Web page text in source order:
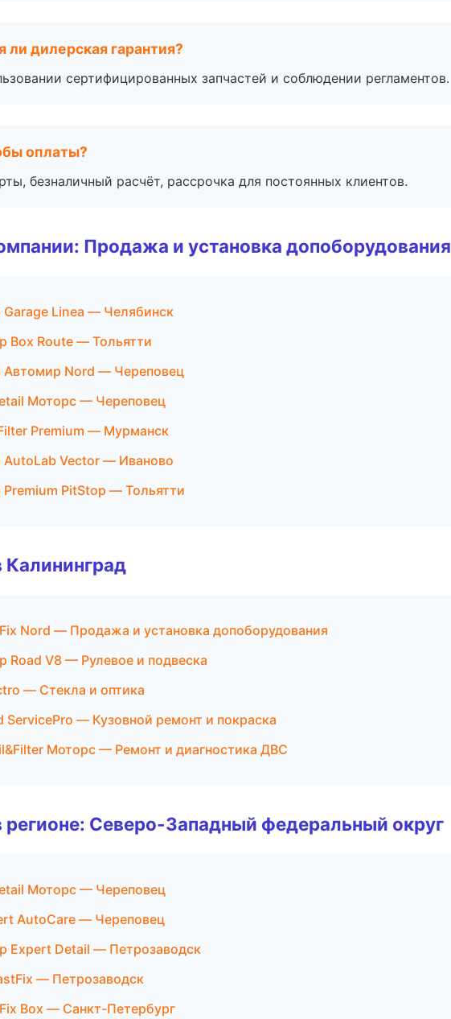
ли дилерская гарантия?
сертифицированных запчастей и соблюдении регламентов.
оплаты?
безналичный расчёт, рассрочка для постоянных клиентов.
Продажа и установка допоборудования
Linea — Челябинск
Box Route — Тольятти
Автомир Nord — Череповец
Моторс — Череповец
Premium — Мурманск
Vector — Иваново
PitStop — Тольятти
Калининград
Nord — Продажа и установка допоборудования
Road V8 — Рулевое и подвеска
— Стекла и оптика
ServicePro — Кузовной ремонт и покраска
Моторс — Ремонт и диагностика ДВС
регионе: Северо-Западный федеральный округ
Моторс — Череповец
AutoCare — Череповец
Expert Detail — Петрозаводск
— Петрозаводск
Box — Санкт-Петербург